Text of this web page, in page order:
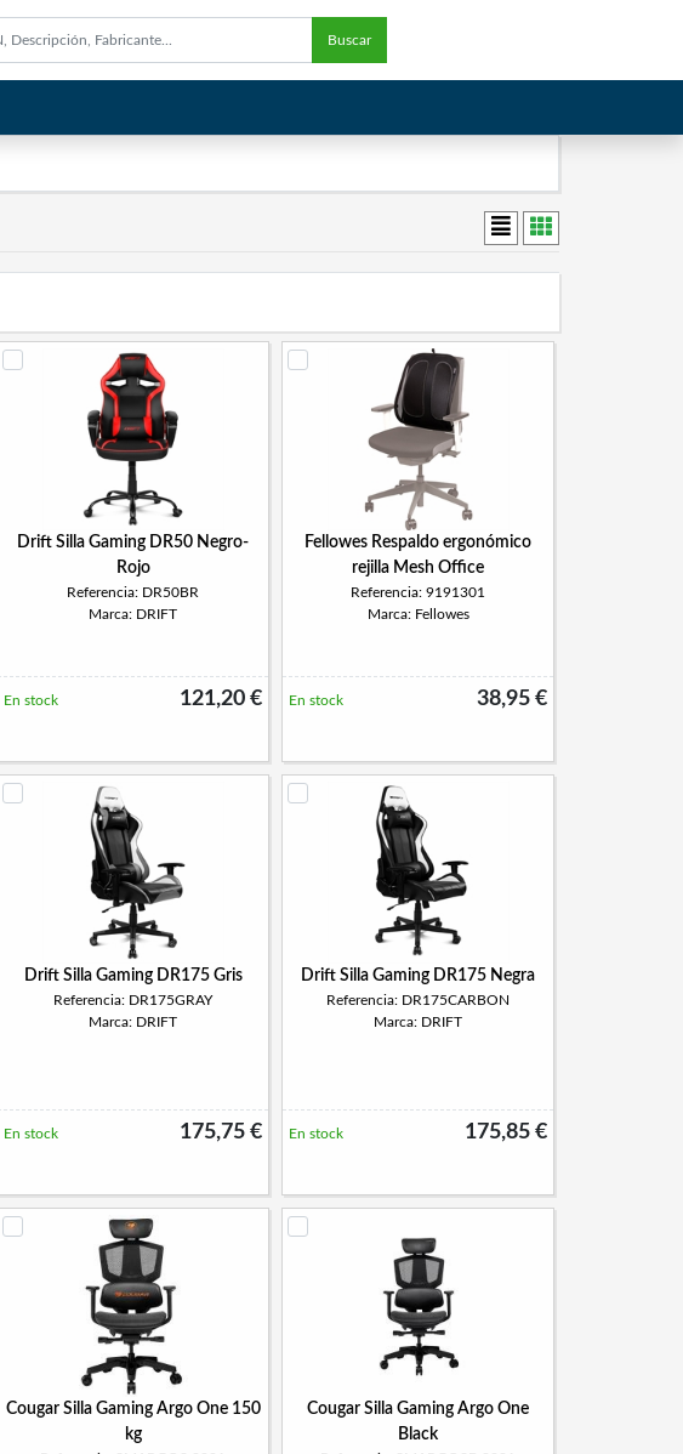
Buscar
Drift Silla Gaming DR50 Negro-
Rojo
Referencia: DR50BR
Marca: DRIFT
121,20 €
En stock
Fellowes Respaldo ergonómico
rejilla Mesh Office
Referencia: 9191301
Marca: Fellowes
38,95 €
En stock
Drift Silla Gaming DR175 Gris
Referencia: DR175GRAY
Marca: DRIFT
175,75 €
En stock
Drift Silla Gaming DR175 Negra
Referencia: DR175CARBON
Marca: DRIFT
175,85 €
En stock
Cougar Silla Gaming Argo One 150
kg
Cougar Silla Gaming Argo One
Black